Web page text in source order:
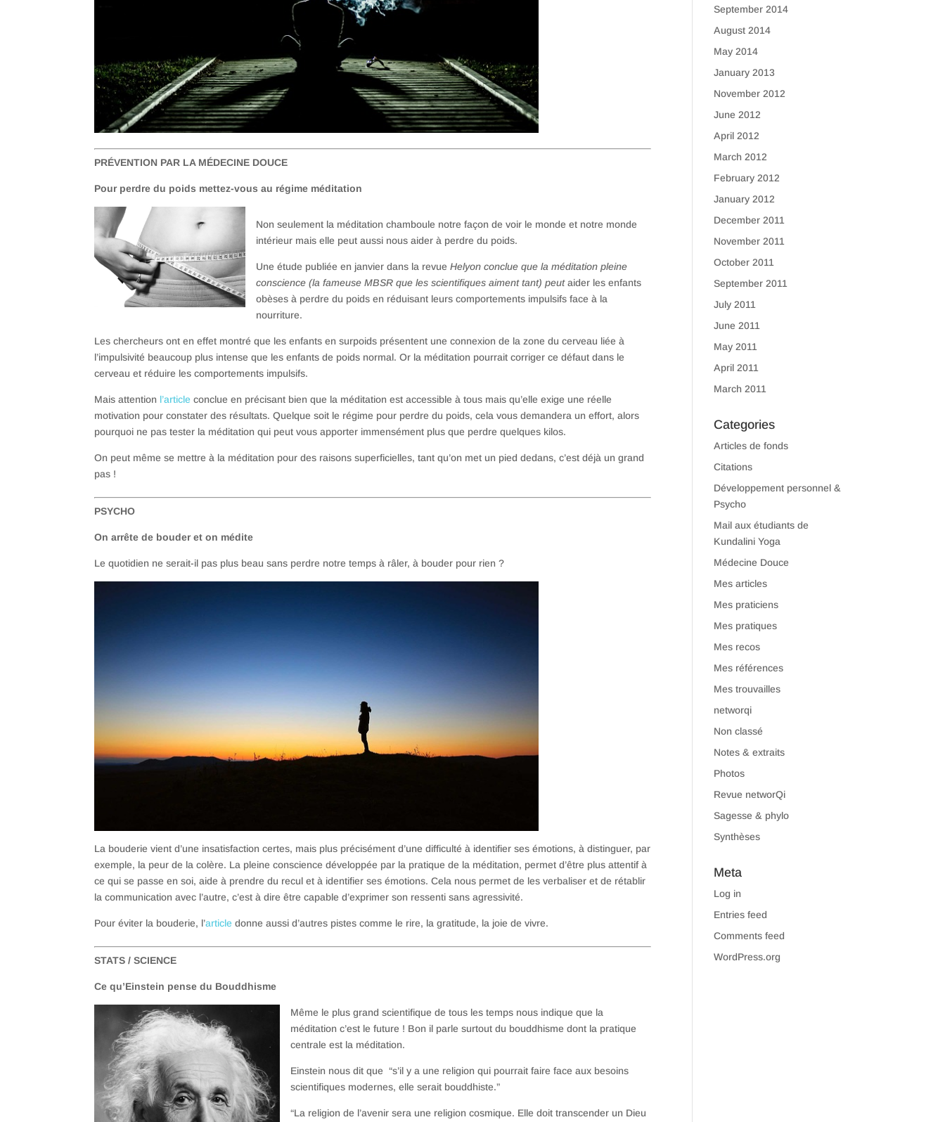
PRÉVENTION PAR LA MÉDECINE DOUCE
Pour perdre du poids mettez-vous au régime méditation
Non seulement la méditation chamboule notre façon de voir le monde et notre monde
intérieur mais elle peut aussi nous aider à perdre du poids.
Une étude publiée en janvier dans la revueHelyon conclue que la méditation pleine
conscience (la fameuse MBSR que les scientifiques aiment tant) peutaider les enfants
obèses à perdre du poids en réduisant leurs comportements impulsifs face à la
nourriture.
Les chercheurs ont en effet montré que les enfants en surpoids présentent une connexion de la zone du cerveau liée à
l’impulsivité beaucoup plus intense que les enfants de poids normal. Or la méditation pourrait corriger ce défaut dans le
cerveau et réduire les comportements impulsifs.
Mais attention l’article conclue en précisant bien que la méditation est accessible à tous mais qu’elle exige une réelle
motivation pour constater des résultats. Quelque soit le régime pour perdre du poids, cela vous demandera un effort, alors
pourquoi ne pas tester la méditation qui peut vous apporter immensément plus que perdre quelques kilos.
On peut même se mettre à la méditation pour des raisons superficielles, tant qu’on met un pied dedans, c’est déjà un grand
pas !
PSYCHO
On arrête de bouder et on médite
Le quotidien ne serait-il pas plus beau sans perdre notre temps à râler, à bouder pour rien ?
La bouderie vient d’une insatisfaction certes, mais plus précisément d’une difficulté à identifier ses émotions, à distinguer, par
exemple, la peur de la colère. La pleine conscience développée par la pratique de la méditation, permet d’être plus attentif à
ce qui se passe en soi, aide à prendre du recul et à identifier ses émotions. Cela nous permet de les verbaliser et de rétablir
la communication avec l’autre, c’est à dire être capable d’exprimer son ressenti sans agressivité.
Pour éviter la bouderie, l’article donne aussi d’autres pistes comme le rire, la gratitude, la joie de vivre.
STATS / SCIENCE
Ce qu’Einstein pense du Bouddhisme
Même le plus grand scientifique de tous les temps nous indique que la
méditation c’est le future ! Bon il parle surtout du bouddhisme dont la pratique
centrale est la méditation.
Einstein nous dit que “s’il y a une religion qui pourrait faire face aux besoins
scientifiques modernes, elle serait bouddhiste.”
“La religion de l’avenir sera une religion cosmique. Elle doit transcender un Dieu
September 2014
August 2014
May 2014
January 2013
November 2012
June 2012
April 2012
March 2012
February 2012
January 2012
December 2011
November 2011
October 2011
September 2011
July 2011
June 2011
May 2011
April 2011
March 2011
Categories
Articles de fonds
Citations
Développement personnel &
Psycho
Mail aux étudiants de
Kundalini Yoga
Médecine Douce
Mes articles
Mes praticiens
Mes pratiques
Mes recos
Mes références
Mes trouvailles
networqi
Non classé
Notes & extraits
Photos
Revue networQi
Sagesse & phylo
Synthèses
Meta
Log in
Entries feed
Comments feed
WordPress.org